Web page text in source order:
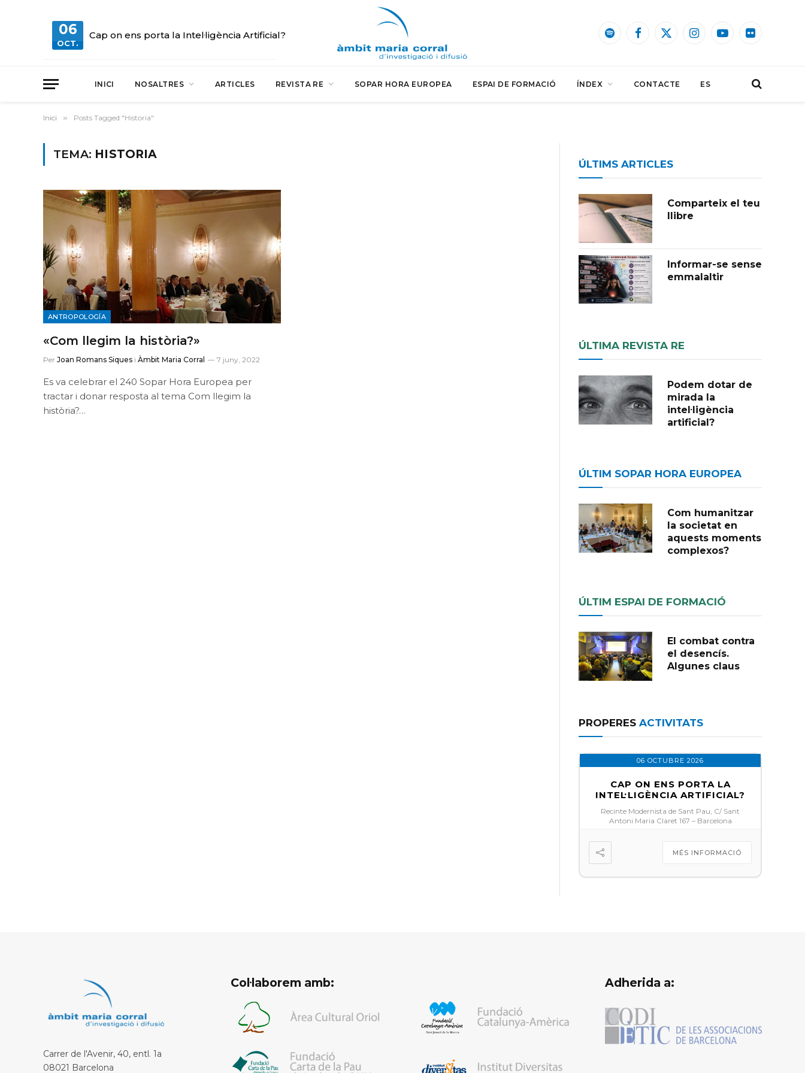
06
OCT.
Cap on ens porta la Intel·ligència Artificial? SpotifyFacebook
X
InstagramYouTubeFlickr
INICI NOSALTRES ARTICLES REVISTA RE SOPAR HORA EUROPEA ESPAI DE FORMACIÓ ÍNDEX CONTACTE ES
Inici » Posts Tagged "Historia"
TEMA: HISTORIA
ANTROPOLOGÍA
«Com llegim la història?»
Per Joan Romans Siques i Àmbit Maria Corral 7 juny, 2022
Es va celebrar el 240 Sopar Hora Europea per
tractar i donar resposta al tema Com llegim la
història?…
ÚLTIMS ARTICLES
Comparteix el teu
llibre
Informar-se sense
emmalaltir
ÚLTIMA REVISTA RE
Podem dotar de
mirada la
intel·ligència
artificial?
ÚLTIM SOPAR HORA EUROPEA
Com humanitzar
la societat en
aquests moments
complexos?
ÚLTIM ESPAI DE FORMACIÓ
El combat contra
el desencís.
Algunes claus
PROPERESACTIVITATS
06 OCTUBRE 2026
CAP ON ENS PORTA LA
INTEL·LIGÈNCIA ARTIFICIAL?
Recinte Modernista de Sant Pau, C/ Sant
Antoni Maria Claret 167 – Barcelona
MÉS INFORMACIÓ
Carrer de l'Avenir, 40, entl. 1a
08021 Barcelona
Col·laborem amb: Adherida a: